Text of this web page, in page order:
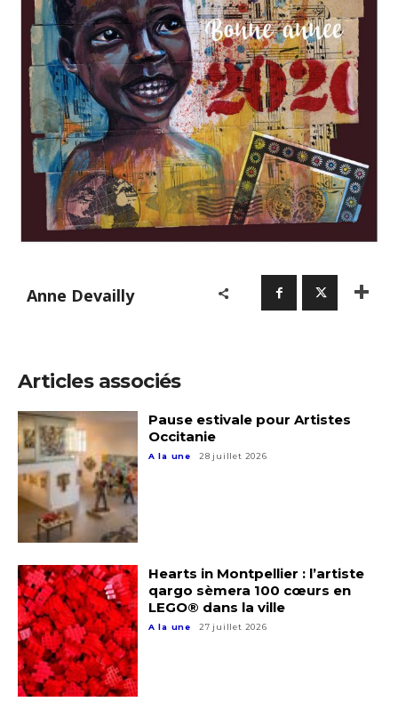
Anne Devailly
Articles associés
Pause estivale pour Artistes
Occitanie
A la une 28 juillet 2026
Hearts in Montpellier : l’artiste
qargo sèmera 100 cœurs en
LEGO® dans la ville
A la une 27 juillet 2026